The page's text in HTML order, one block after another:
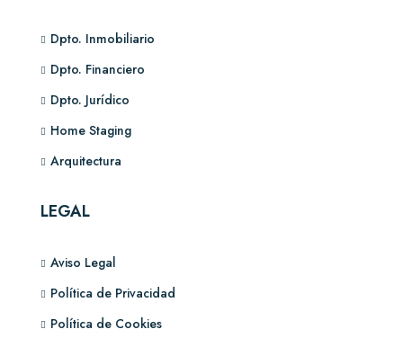
Dpto. Inmobiliario
Dpto. Financiero
Dpto. Jurídico
Home Staging
Arquitectura
LEGAL
Aviso Legal
Política de Privacidad
Política de Cookies